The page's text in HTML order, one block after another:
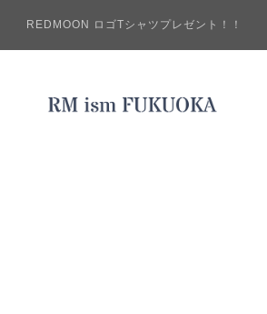
REDMOON ロゴTシャツプレゼント！！